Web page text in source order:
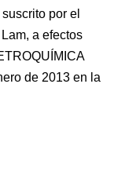
por el
a efectos
de 2013 en la